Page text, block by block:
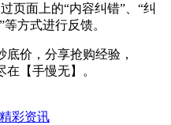
页面上的“内容纠错”、“纠
方式进行反馈。
价，分享抢购经验，
【手慢无】。
彩资讯